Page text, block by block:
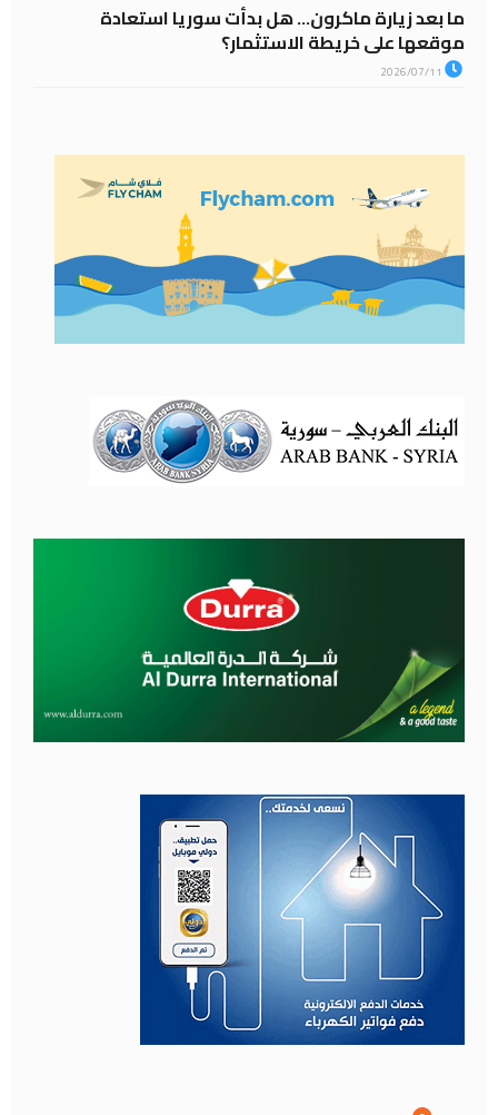
ما بعد زيارة ماكرون… هل بدأت سوريا استعادة
موقعها على خريطة الاستثمار؟